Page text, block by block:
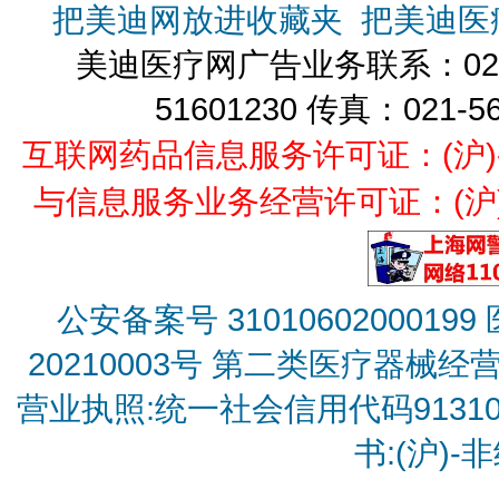
把美迪网放进收藏夹 把美迪
美迪医疗网广告业务联系：
51601230 传真：021-
互联网药品信息服务许可证：(
与信息服务业务经营许可证：(
公安备案号 31010602000199
20210003号 第二类医疗器械经
营业执照:统一社会信用代码
书:(沪)-